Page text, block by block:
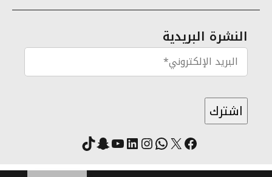
النشرة البريدية
فيسبوك
X واتساب
انستقرام
لينكد إنيوتيوب
سناب شات
تيك توك